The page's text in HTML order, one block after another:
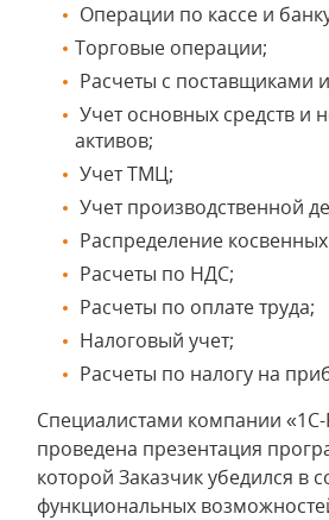
Операции по кассе и
Торговые операции;
Расчеты с поставщиками
Учет основных средств и
активов;
Учет ТМЦ;
Учет производственной
Распределение
Расчеты по НДС;
Расчеты по оплате труда;
Налоговый учет;
Расчеты по налогу на
Специалистами компании
проведена презентация
которой Заказчик убедился в
функциональных